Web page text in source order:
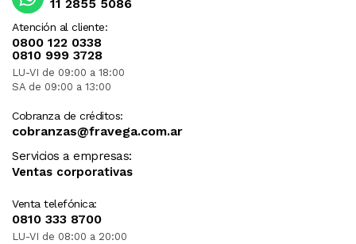
Atención al cliente:
0800 122 0338
0810 999 3728
LU-VI de 09:00 a 18:00
SA de 09:00 a 13:00
Cobranza de créditos:
cobranzas@fravega.com.ar
Servicios a empresas:
Ventas corporativas
Venta telefónica:
0810 333 8700
LU-VI de 08:00 a 20:00
11 2855 5086